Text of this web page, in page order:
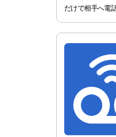
だけで相手へ電